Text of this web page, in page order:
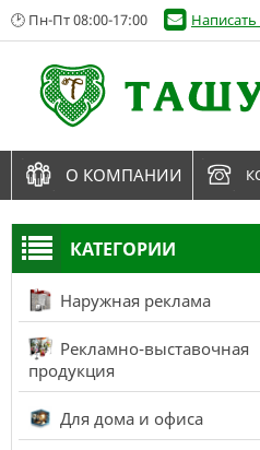
КАТЕГОРИИ
Наружная реклама
Рекламно-выставочная
продукция
Для дома и офиса
🕑 Пн-Пт 08:00-17:00
О КОМПАНИИ